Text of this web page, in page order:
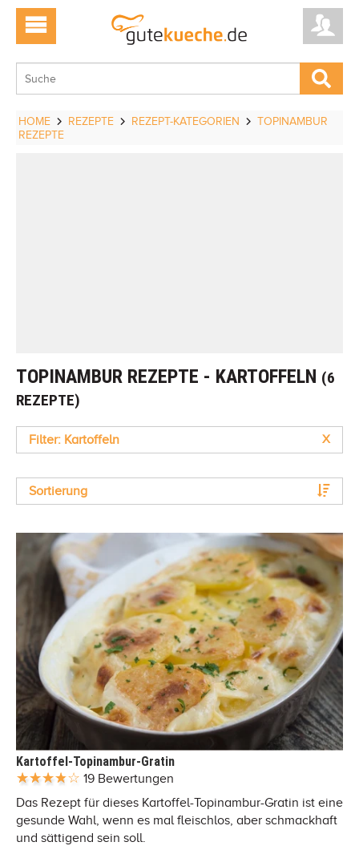
HOME REZEPTE REZEPT-KATEGORIEN
TOPINAMBUR
REZEPTE
TOPINAMBUR REZEPTE - KARTOFFELN (6
REZEPTE)
Filter: Kartoffeln X
Sortierung
Kartoffel-Topinambur-Gratin
19 Bewertungen
Das Rezept für dieses Kartoffel-Topinambur-Gratin ist eine
gesunde Wahl, wenn es mal fleischlos, aber schmackhaft
und sättigend sein soll.